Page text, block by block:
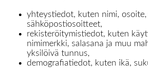
yhteystiedot, kuten nimi,
sähköpostiosoitteet,
rekisteröitymistiedot, kuten
nimimerkki, salasana ja muu
yksilöivä tunnus,
demografiatiedot, kuten ikä,